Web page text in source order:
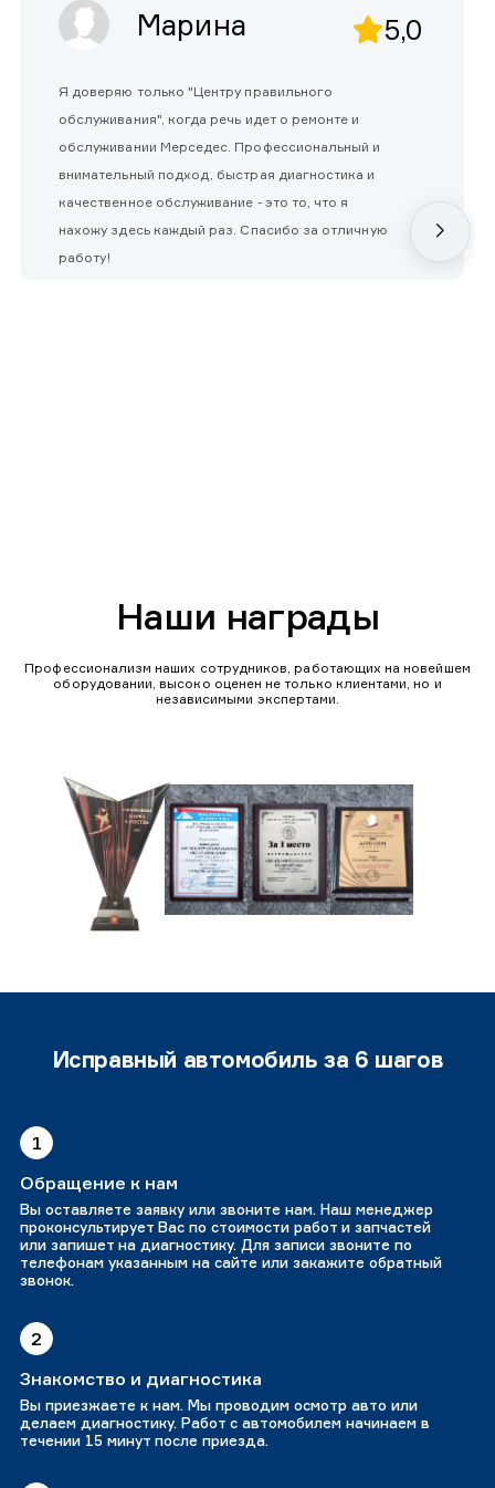
Марина 5,0
Я доверяю только "Центру правильного
обслуживания", когда речь идет о ремонте и
обслуживании Мерседес. Профессиональный и
внимательный подход, быстрая диагностика и
качественное обслуживание - это то, что я
нахожу здесь каждый раз. Спасибо за отличную
работу!
Наши награды
Профессионализм наших сотрудников, работающих на новейшем
оборудовании, высоко оценен не только клиентами, но и
независимыми экспертами.
Исправный автомобиль за 6 шагов
1
Обращение к нам
Вы оставляете заявку или звоните нам. Наш менеджер
проконсультирует Вас по стоимости работ и запчастей
или запишет на диагностику. Для записи звоните по
телефонам указанным на сайте или закажите обратный
звонок.
2
Знакомство и диагностика
Вы приезжаете к нам. Мы проводим осмотр авто или
делаем диагностику. Работ с автомобилем начинаем в
течении 15 минут после приезда.